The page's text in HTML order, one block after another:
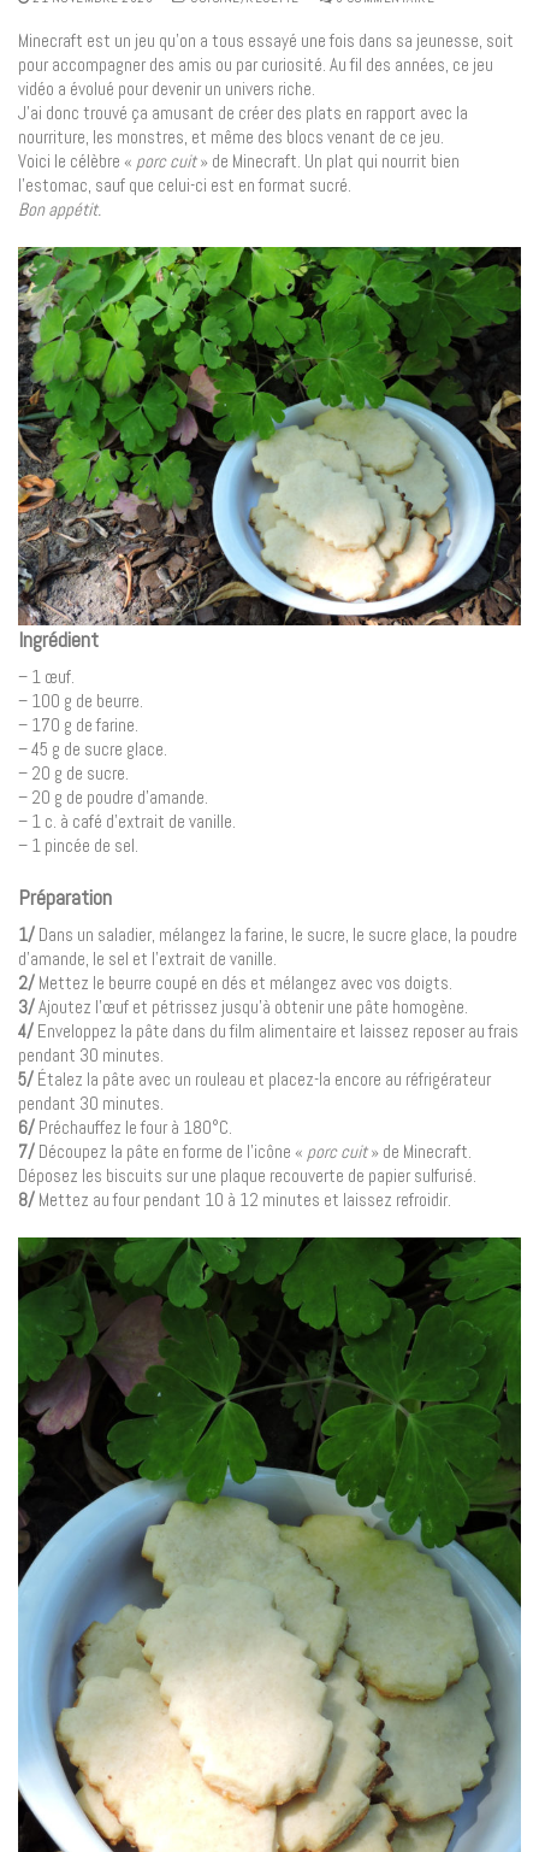
Minecraft est un jeu qu’on a tous essayé une fois dans sa jeunesse, soit
pour accompagner des amis ou par curiosité. Au fil des années, ce jeu
vidéo a évolué pour devenir un univers riche.
J’ai donc trouvé ça amusant de créer des plats en rapport avec la
nourriture, les monstres, et même des blocs venant de ce jeu.
Voici le célèbre « porc cuit» de Minecraft. Un plat qui nourrit bien
l’estomac, sauf que celui-ci est en format sucré.
Bon appétit.
Ingrédient
– 1 œuf.
– 100 g de beurre.
– 170 g de farine.
– 45 g de sucre glace.
– 20 g de sucre.
– 20 g de poudre d’amande.
– 1 c. à café d’extrait de vanille.
– 1 pincée de sel.
Préparation
1/ Dans un saladier, mélangez la farine, le sucre, le sucre glace, la poudre
d’amande, le sel et l’extrait de vanille.
2/ Mettez le beurre coupé en dés et mélangez avec vos doigts.
3/Ajoutez l’œuf et pétrissez jusqu’à obtenir une pâte homogène.
4/ Enveloppez la pâte dans du film alimentaire et laissez reposer au frais
pendant 30 minutes.
5/ Étalez la pâte avec un rouleau et placez-la encore au réfrigérateur
pendant 30 minutes.
6/ Préchauffez le four à 180°C.
7/ Découpez la pâte en forme de l’icône « porc cuit» de Minecraft.
Déposez les biscuits sur une plaque recouverte de papier sulfurisé.
8/ Mettez au four pendant 10 à 12 minutes et laissez refroidir.